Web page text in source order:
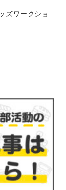
ズワークショ